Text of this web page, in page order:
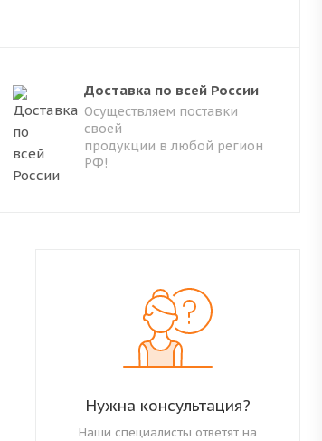
Доставка по всей России
Осуществляем поставки
своей
продукции в любой регион
РФ!
Нужна консультация?
Наши специалисты ответят на